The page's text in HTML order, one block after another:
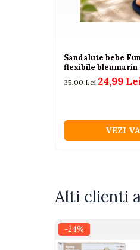
Triciclete electrice
Seturi copii si bebelusi
Treninguri copii
Sandalute bebe
flexibile bleumarin
35,00 Lei24,99
VEZI
Alti clienti
-24%